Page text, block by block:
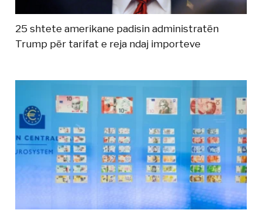
25 shtete amerikane padisin administratën
Trump për tarifat e reja ndaj importeve